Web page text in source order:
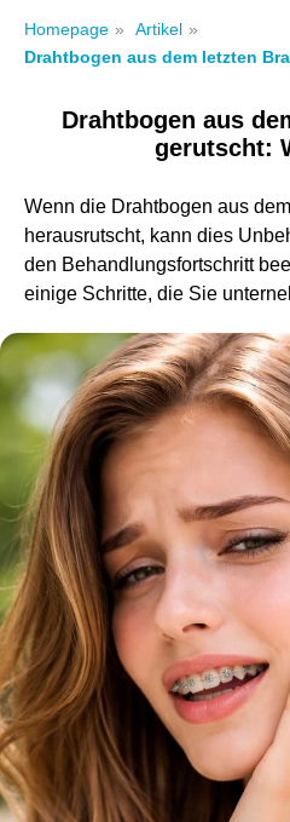
Homepage » Artikel »
Drahtbogen aus dem letzten
Drahtbogen aus
gerutscht:
Wenn die Drahtbogen aus
herausrutscht, kann dies
den Behandlungsfortschritt
einige Schritte, die Sie